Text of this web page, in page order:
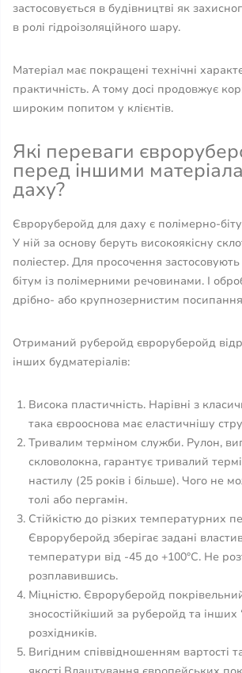
застосовується в будівництві як
в ролі гідроізоляційного шару.
Матеріал має покращені технічні
практичність. А тому досі продовжує
широким попитом у клієнтів.
Які переваги
перед іншими
даху?
Євроруберойд для даху є полімерно-
У ній за основу беруть високоякісну
поліестер. Для просочення
бітум із полімерними речовинами. І
дрібно- або крупнозернистим
Отриманий руберойд євроруберойд
інших будматеріалів:
Висока пластичність. Нарівні з
така єврооснова має еластичнішу
Тривалим терміном служби. Рулон,
скловолокна, гарантує тривалий
настилу (25 років і більше). Чого не
толі або пергамін.
Стійкістю до різких температурних
Євроруберойд зберігає задані
температури від -45 до +100°C. Не
розплавившись.
Міцністю. Євроруберойд
зносостійкіший за руберойд та інших
розхідників.
Вигідним співвідношенням вартості